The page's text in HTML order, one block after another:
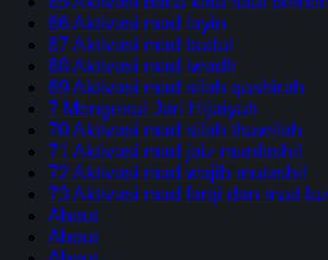
66 Aktivasi mad layin
67 Aktivasi mad badal
68 Aktivasi mad iwadh
69 Aktivasi mad silah qashirah
7 Mengenal Jari Hijaiyah
70 Aktivasi mad silah thawilah
71 Aktivasi mad jaiz munfashil
72 Aktivasi mad wajib mutashil
73 Aktivasi mad farqi dan mad
About
About